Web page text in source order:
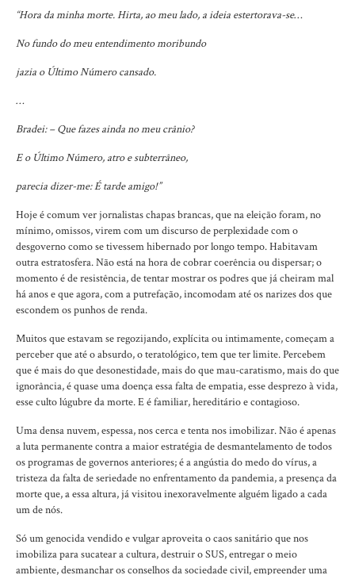
“Hora da minha morte. Hirta, ao meu lado, a ideia estertorava-se…
No fundo do meu entendimento moribundo
jazia o Último Número cansado.
…
Bradei: – Que fazes ainda no meu crânio?
E o Último Número, atro e subterrâneo,
parecia dizer-me: É tarde amigo!”
Hoje é comum ver jornalistas chapas brancas, que na eleição foram, no
mínimo, omissos, virem com um discurso de perplexidade com o
desgoverno como se tivessem hibernado por longo tempo. Habitavam
outra estratosfera. Não está na hora de cobrar coerência ou dispersar; o
momento é de resistência, de tentar mostrar os podres que já cheiram mal
há anos e que agora, com a putrefação, incomodam até os narizes dos que
escondem os punhos de renda.
Muitos que estavam se regozijando, explícita ou intimamente, começam a
perceber que até o absurdo, o teratológico, tem que ter limite. Percebem
que é mais do que desonestidade, mais do que mau-caratismo, mais do que
ignorância, é quase uma doença essa falta de empatia, esse desprezo à vida,
esse culto lúgubre da morte. E é familiar, hereditário e contagioso.
Uma densa nuvem, espessa, nos cerca e tenta nos imobilizar. Não é apenas
a luta permanente contra a maior estratégia de desmantelamento de todos
os programas de governos anteriores; é a angústia do medo do vírus, a
tristeza da falta de seriedade no enfrentamento da pandemia, a presença da
morte que, a essa altura, já visitou inexoravelmente alguém ligado a cada
um de nós.
Só um genocida vendido e vulgar aproveita o caos sanitário que nos
imobiliza para sucatear a cultura, destruir o SUS, entregar o meio
ambiente, desmanchar os conselhos da sociedade civil, empreender uma